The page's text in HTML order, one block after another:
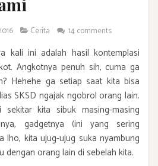
Cerita 14 comments
kali ini adalah hasil kontemplasi
Angkotnya penuh sih, cuma ga
Hehehe ga setiap saat kita bisa
SKSD ngajak ngobrol orang lain.
sekitar kita sibuk masing-masing
gadgetnya (ini yang sering
lho, kita ujug-ujug suka nyambung
dengan orang lain di sebelah kita.